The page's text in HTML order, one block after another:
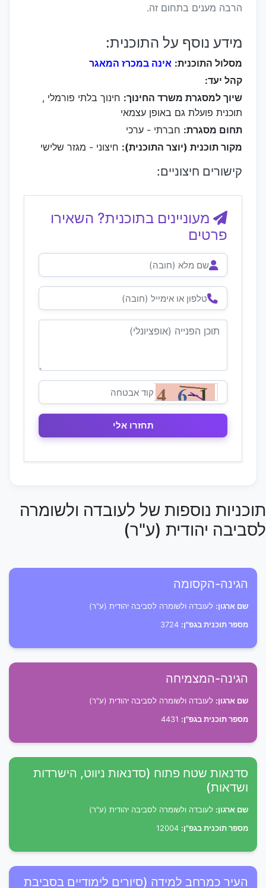
הרבה מענים בתחום זה.
מידע נוסף על התוכנית:
מסלול התוכנית: אינה במכרז המאגר
קהל יעד:
שיוך למסגרת משרד החינוך: חינוך בלתי פורמלי ,
תוכנית פועלת גם באופן עצמאי
תחום מסגרת: חברתי - ערכי
מקור תוכנית (יוצר התוכנית): חיצוני - מגזר שלישי
קישורים חיצוניים:
מעוניינים בתוכנית? השאירו
פרטים
תוכניות נוספות של לעובדה ולשומרה
לסביבה יהודית (ע"ר)
הגינה-הקסומה
שם ארגון: לעובדה ולשומרה לסביבה יהודית (ע"ר)
מספר תוכנית בגפ"ן:
הגינה-המצמיחה
שם ארגון: לעובדה ולשומרה לסביבה יהודית (ע"ר)
מספר תוכנית בגפ"ן:
סדנאות שטח פתוח (סדנאות ניווט, הישרדות
ושדאות)
שם ארגון: לעובדה ולשומרה לסביבה יהודית (ע"ר)
מספר תוכנית בגפ"ן:
העיר כמרחב למידה (סיורים לימודיים בסביבת